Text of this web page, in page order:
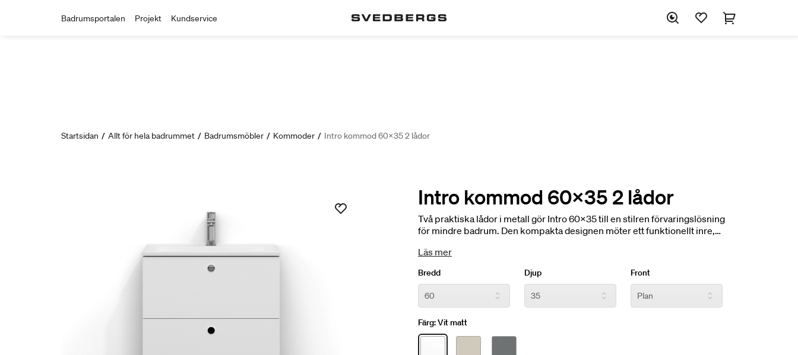
Badrumsportalen Projekt Kundservice
Startsidan / Allt för hela badrummet / Badrumsmöbler / Kommoder / Intro kommod 60x35 2 lådor
Intro kommod 60x35 2 lådor
Två praktiska lådor i metall gör Intro 60x35 till en stilren förvaringslösning
för mindre badrum. Den kompakta designen möter ett funktionellt inre,
Läs mer
Bredd Djup Front
Färg:Vit matt